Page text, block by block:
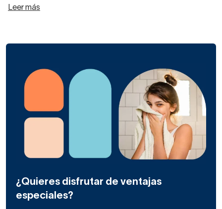
Leer más
¿Quieres disfrutar de ventajas
especiales?